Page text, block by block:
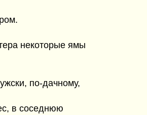
некоторые ямы
по-дачному,
в соседнюю